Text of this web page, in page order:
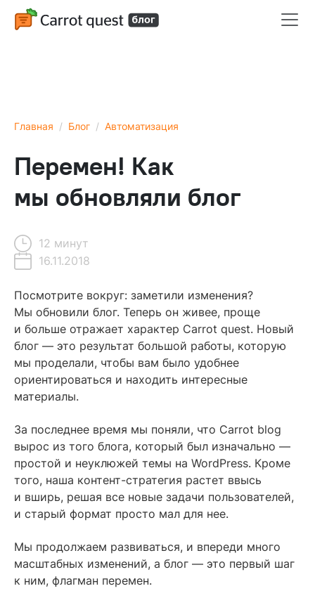
Главная Блог Автоматизация
Перемен! Как
мы обновляли блог
12 минут
16.11.2018
Содержание
Зачем продукту нужен блог?
Как мы анализировали свой блог
Как мы делали дизайн
Время показать результат
Посмотрите вокруг: заметили изменения?
Мы обновили блог. Теперь он живее, проще
и больше отражает характер Carrot quest. Новый
блог — это результат большой работы, которую
мы проделали, чтобы вам было удобнее
ориентироваться и находить интересные
материалы.
За последнее время мы поняли, что Carrot blog
вырос из того блога, который был изначально —
простой и неуклюжей темы на WordPress. Кроме
того, наша контент-стратегия растет ввысь
и вширь, решая все новые задачи пользователей,
и старый формат просто мал для нее.
Мы продолжаем развиваться, и впереди много
масштабных изменений, а блог — это первый шаг
к ним, флагман перемен.